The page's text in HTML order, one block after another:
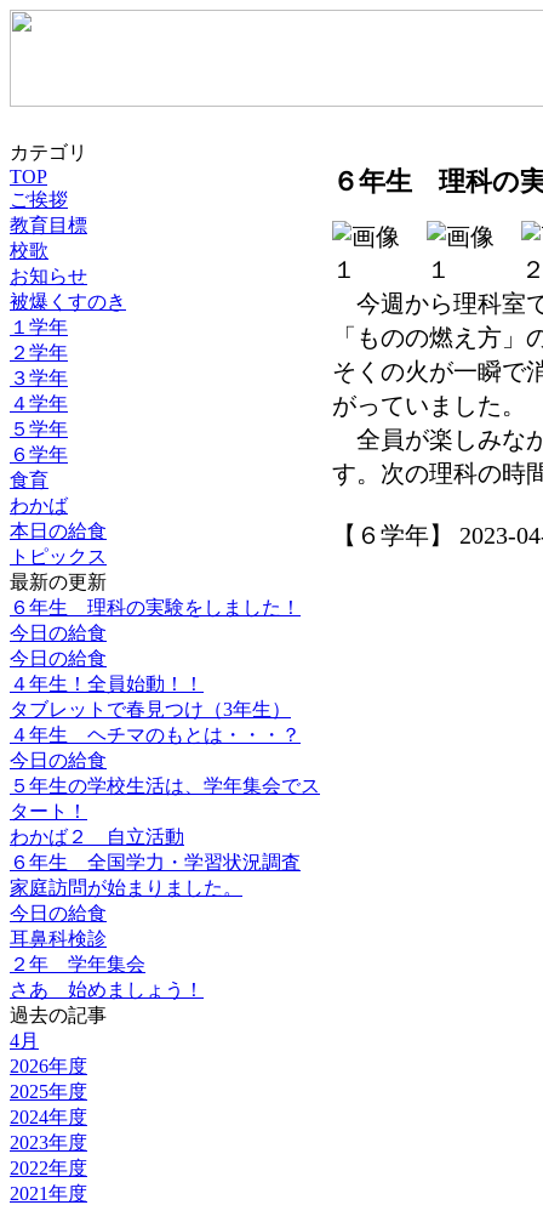
カテゴリ
TOP
ご挨拶
教育目標
校歌
お知らせ
被爆くすのき
１学年
２学年
３学年
４学年
５学年
６学年
食育
わかば
本日の給食
トピックス
最新の更新
６年生 理科の実験をしました！
今日の給食
今日の給食
４年生！全員始動！！
タブレットで春見つけ（3年生）
４年生 ヘチマのもとは・・・？
今日の給食
５年生の学校生活は、学年集会でス
タート！
わかば２ 自立活動
６年生 全国学力・学習状況調査
家庭訪問が始まりました。
今日の給食
耳鼻科検診
２年 学年集会
さあ 始めましょう！
過去の記事
4月
2026年度
2025年度
2024年度
2023年度
2022年度
2021年度
６年生 理科の
今週から理科室
「ものの燃え方
そくの火が一瞬で
がっていました。
全員が楽しみな
す。次の理科の時
【６学年】 2023-